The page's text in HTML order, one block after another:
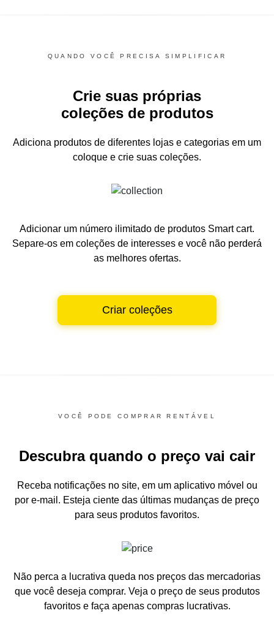
QUANDO VOCÊ PRECISA SIMPLIFICAR
Crie suas próprias
coleções de produtos
Adiciona produtos de diferentes lojas e categorias em um
coloque e crie suas coleções.
Adicionar um número ilimitado de produtos Smart cart.
Separe-os em coleções de interesses e você não perderá
as melhores ofertas.
Criar coleções
VOCÊ PODE COMPRAR RENTÁVEL
Descubra quando o preço vai cair
Receba notificações no site, em um aplicativo móvel ou
por e-mail. Esteja ciente das últimas mudanças de preço
para seus produtos favoritos.
Não perca a lucrativa queda nos preços das mercadorias
que você deseja comprar. Veja o preço de seus produtos
favoritos e faça apenas compras lucrativas.